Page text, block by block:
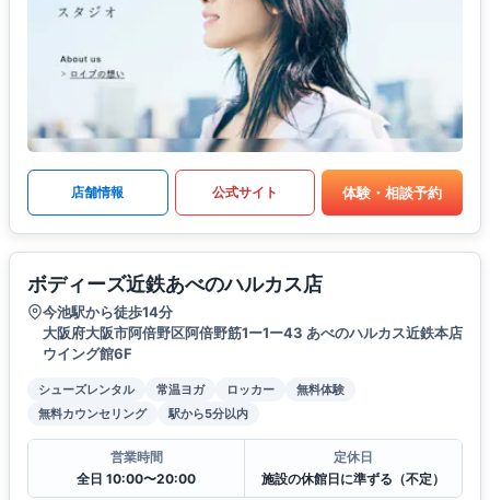
店舗情報 公式サイト 体験・相談予約
ボディーズ近鉄あべのハルカス店
今池駅から徒歩14分
大阪府大阪市阿倍野区阿倍野筋1ー1ー43 あべのハルカス近鉄本店
ウイング館6F
シューズレンタル 常温ヨガ ロッカー
無料体験
無料カウンセリング
駅から5分以内
営業時間
全日 10:00〜20:00
定休日
施設の休館日に準ずる（不定）